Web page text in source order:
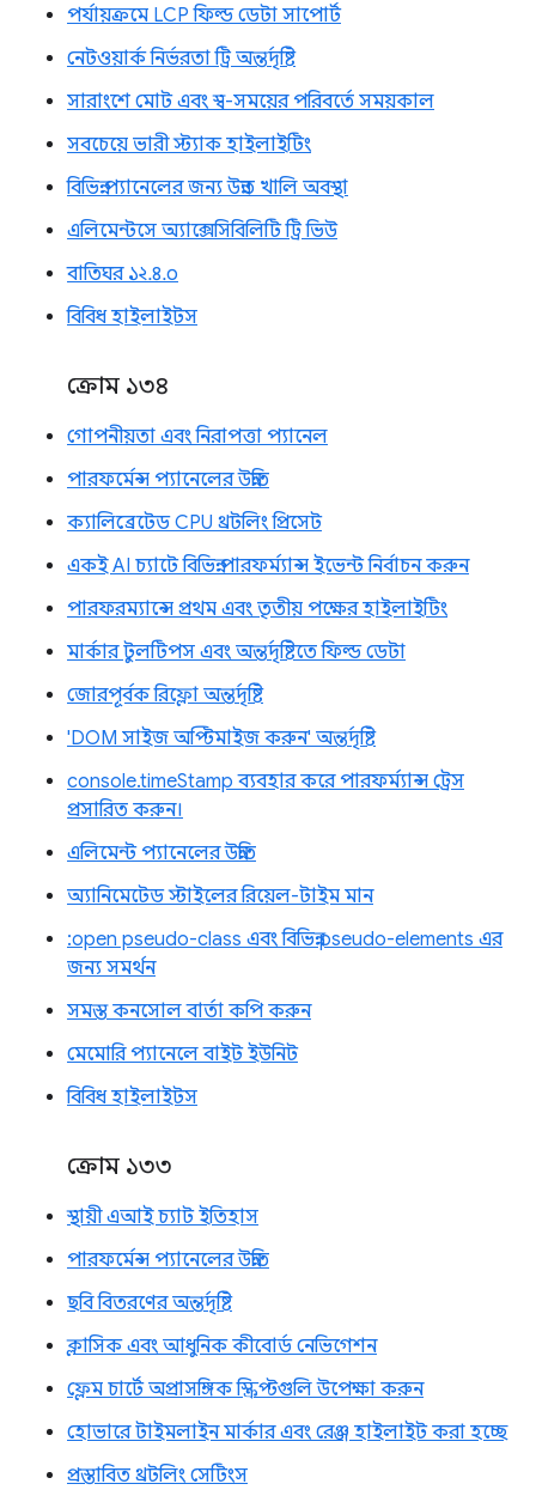
পর্যায়ক্রমে LCP ফিল্ড ডেটা সাপোর্ট
নেটওয়ার্ক নির্ভরতা ট্রি অন্তর্দৃষ্টি
সারাংশে মোট এবং স্ব-সময়ের পরিবর্তে সময়কাল
সবচেয়ে ভারী স্ট্যাক হাইলাইটিং
বিভিন্ন প্যানেলের জন্য উন্নত খালি অবস্থা
এলিমেন্টসে অ্যাক্সেসিবিলিটি ট্রি ভিউ
বাতিঘর ১২.৪.০
বিবিধ হাইলাইটস
ক্রোম ১৩৪
গোপনীয়তা এবং নিরাপত্তা প্যানেল
পারফর্মেন্স প্যানেলের উন্নতি
ক্যালিব্রেটেড CPU থ্রটলিং প্রিসেট
একই AI চ্যাটে বিভিন্ন পারফর্ম্যান্স ইভেন্ট নির্বাচন করুন
পারফরম্যান্সে প্রথম এবং তৃতীয় পক্ষের হাইলাইটিং
মার্কার টুলটিপস এবং অন্তর্দৃষ্টিতে ফিল্ড ডেটা
জোরপূর্বক রিফ্লো অন্তর্দৃষ্টি
'DOM সাইজ অপ্টিমাইজ করুন' অন্তর্দৃষ্টি
console.timeStamp ব্যবহার করে পারফর্ম্যান্স ট্রেস
প্রসারিত করুন।
এলিমেন্ট প্যানেলের উন্নতি
অ্যানিমেটেড স্টাইলের রিয়েল-টাইম মান
:open pseudo-class এবং বিভিন্ন pseudo-elements এর
জন্য সমর্থন
সমস্ত কনসোল বার্তা কপি করুন
মেমোরি প্যানেলে বাইট ইউনিট
বিবিধ হাইলাইটস
ক্রোম ১৩৩
স্থায়ী এআই চ্যাট ইতিহাস
পারফর্মেন্স প্যানেলের উন্নতি
ছবি বিতরণের অন্তর্দৃষ্টি
ক্লাসিক এবং আধুনিক কীবোর্ড নেভিগেশন
ফ্লেম চার্টে অপ্রাসঙ্গিক স্ক্রিপ্টগুলি উপেক্ষা করুন
হোভারে টাইমলাইন মার্কার এবং রেঞ্জ হাইলাইট করা হচ্ছে
প্রস্তাবিত থ্রটলিং সেটিংস